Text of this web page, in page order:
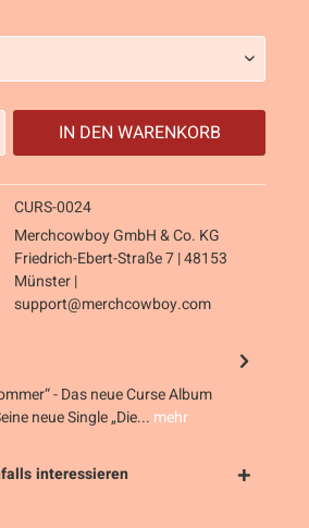
IN DEN WARENKORB
CURS-0024
Merchcowboy GmbH & Co. KG
Friedrich-Ebert-Straße 7 | 48153
Münster |
support@merchcowboy.com
- Das neue Curse Album
neue Single „Die... mehr
interessieren